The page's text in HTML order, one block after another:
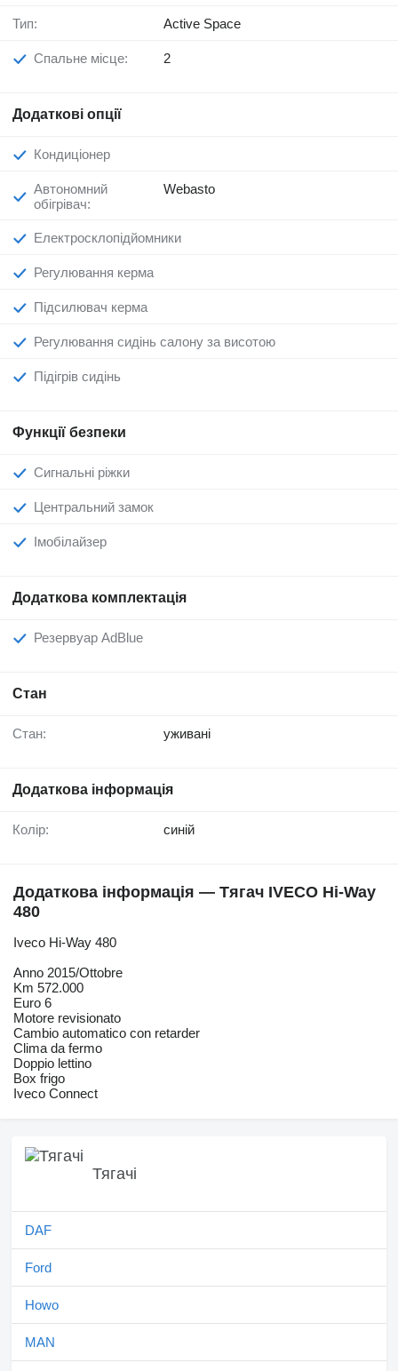
Тип: Active Space
Спальне місце: 2
Додаткові опції
Кондиціонер
Автономний
обігрівач:
Webasto
Електросклопідйомники
Регулювання керма
Підсилювач керма
Регулювання сидінь салону за висотою
Підігрів сидінь
Функції безпеки
Сигнальні ріжки
Центральний замок
Імобілайзер
Додаткова комплектація
Резервуар AdBlue
Стан
Стан: уживані
Додаткова інформація
Колір: синій
Додаткова інформація — Тягач IVECO Hi-Way
480
Iveco Hi-Way 480
Anno 2015/Ottobre
Km 572.000
Euro 6
Motore revisionato
Cambio automatico con retarder
Clima da fermo
Doppio lettino
Box frigo
Iveco Connect
Тягачі
DAF
Ford
Howo
MAN